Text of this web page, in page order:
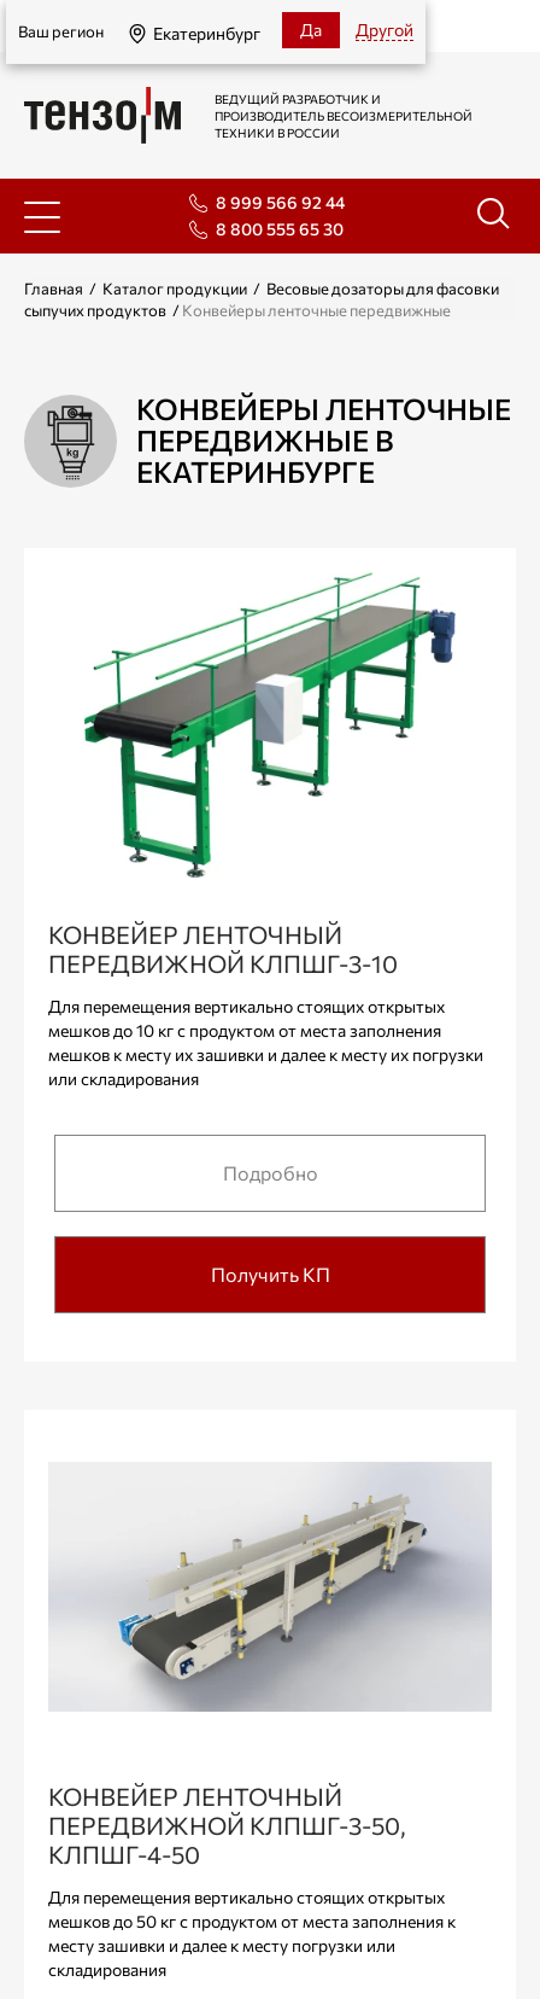
Екатеринбург
Ваш регион Екатеринбург Да Другой
ВЕДУЩИЙ РАЗРАБОТЧИК И
ПРОИЗВОДИТЕЛЬ ВЕСОИЗМЕРИТЕЛЬНОЙ
ТЕХНИКИ В РОССИИ
8 999 566 92 44
8 800 555 65 30
Главная / Каталог продукции / Весовые дозаторы для фасовки
сыпучих продуктов /Конвейеры ленточные передвижные
КОНВЕЙЕРЫ ЛЕНТОЧНЫЕ
ПЕРЕДВИЖНЫЕ В
ЕКАТЕРИНБУРГЕ
КОНВЕЙЕР ЛЕНТОЧНЫЙ
ПЕРЕДВИЖНОЙ КЛПШГ-3-10
Для перемещения вертикально стоящих открытых
мешков до 10 кг с продуктом от места заполнения
мешков к месту их зашивки и далее к месту их погрузки
или складирования
Подробно
Получить КП
КОНВЕЙЕР ЛЕНТОЧНЫЙ
ПЕРЕДВИЖНОЙ КЛПШГ-3-50,
КЛПШГ-4-50
Для перемещения вертикально стоящих открытых
мешков до 50 кг с продуктом от места заполнения к
месту зашивки и далее к месту погрузки или
складирования